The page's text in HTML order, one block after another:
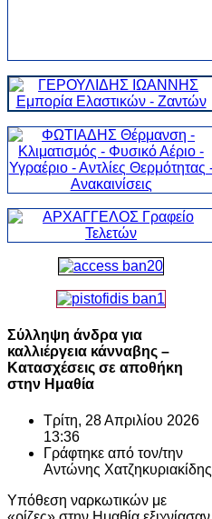
Σύλληψη άνδρα για
καλλιέργεια κάνναβης –
Κατασχέσεις σε αποθήκη
στην Ημαθία
Τρίτη, 28 Απριλίου 2026
13:36
Γράφτηκε από τον/την
Αντώνης Χατζηκυριακίδης
Υπόθεση ναρκωτικών με